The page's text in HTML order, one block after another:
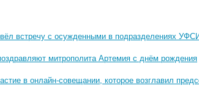
встречу с осужденными в подразделениях
митрополита Артемия с днём рождения
в онлайн-совещании, которое возглавил